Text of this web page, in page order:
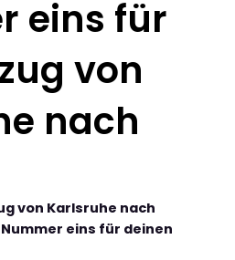
eins für
von
nach
von Karlsruhe nach
eins für deinen